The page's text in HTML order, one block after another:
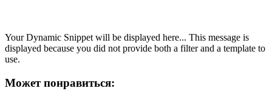
Your Dynamic Snippet will be displayed here... This message is
displayed because you did not provide both a filter and a template to
use.
Может понравиться: